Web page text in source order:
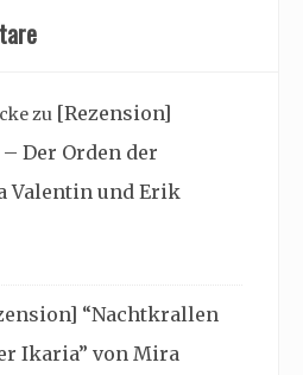
zu [Rezension]
Der Orden der
Valentin und Erik
“Nachtkrallen
Ikaria” von Mira